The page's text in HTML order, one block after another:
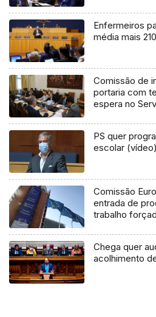
Enfermeiros
média mais
Comissão de
portaria com
espera no
PS quer
escolar (vídeo)
Comissão
entrada de
trabalho
Chega quer
acolhimento